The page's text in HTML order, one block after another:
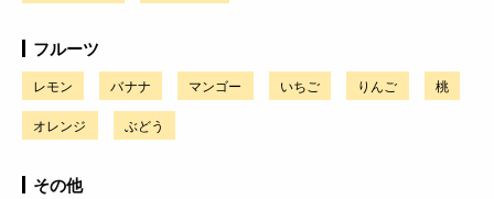
フルーツ
レモン バナナ マンゴー いちご りんご 桃
オレンジ ぶどう
その他